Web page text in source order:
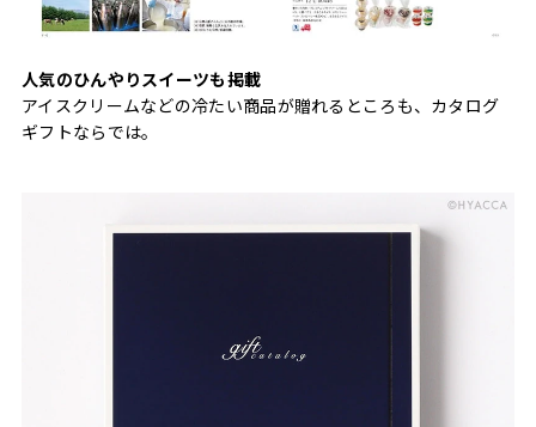
人気のひんやりスイーツも掲載
アイスクリームなどの冷たい商品が贈れるところも、カタログ
ギフトならでは。